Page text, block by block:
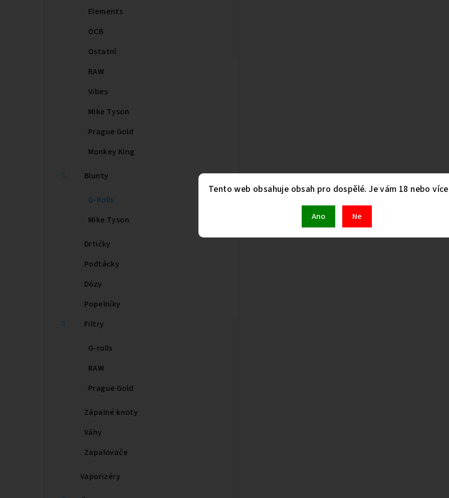
Elements
OCB
Ostatní
RAW
Vibes
Mike Tyson
Prague Gold
Monkey King
Blunty
G-Rolls
Mike Tyson
Drtičky
Podtácky
Dózy
Popelníky
Filtry
G-rolls
RAW
Prague Gold
Zápalné knoty
Váhy
Zapalovače
Vaporizéry
Tento web obsahuje obsah pro dospělé. Je vám 18 nebo
Ano Ne